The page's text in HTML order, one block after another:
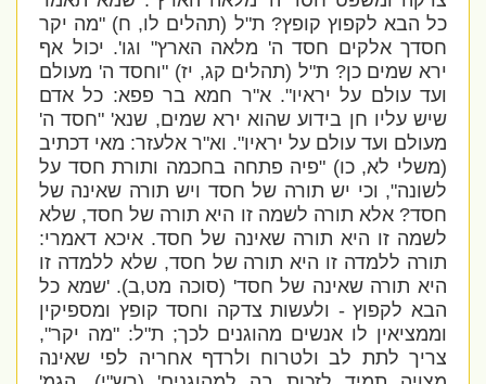
כל הבא לקפוץ קופץ? ת"ל (תהלים לו, ח) "מה יקר
חסדך אלקים חסד ה' מלאה הארץ" וגו'. יכול אף
ירא שמים כן? ת"ל (תהלים קג, יז) "וחסד ה' מעולם
ועד עולם על יראיו". א"ר חמא בר פפא: כל אדם
שיש עליו חן בידוע שהוא ירא שמים, שנא' "חסד ה'
מעולם ועד עולם על יראיו". וא"ר אלעזר: מאי דכתיב
(משלי לא, כו) "פיה פתחה בחכמה ותורת חסד על
לשונה", וכי יש תורה של חסד ויש תורה שאינה של
חסד? אלא תורה לשמה זו היא תורה של חסד, שלא
לשמה זו היא תורה שאינה של חסד. איכא דאמרי:
תורה ללמדה זו היא תורה של חסד, שלא ללמדה זו
היא תורה שאינה של חסד' (סוכה מט,ב). 'שמא כל
הבא לקפוץ - ולעשות צדקה וחסד קופץ ומספיקין
וממציאין לו אנשים מהוגנים לכך; ת"ל: "מה יקר",
צריך לתת לב ולטרוח ולרדף אחריה לפי שאינה